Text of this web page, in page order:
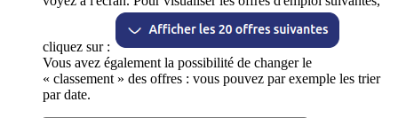
cliquez sur :
Vous avez également la possibilité de changer le
« classement » des offres : vous pouvez par exemple les trier
par date.